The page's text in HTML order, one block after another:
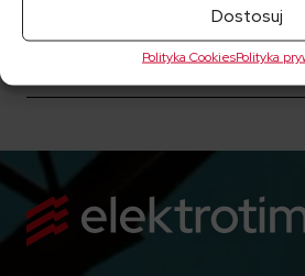
Dostosuj
Polityka CookiesPolityka
Raporty bieżące